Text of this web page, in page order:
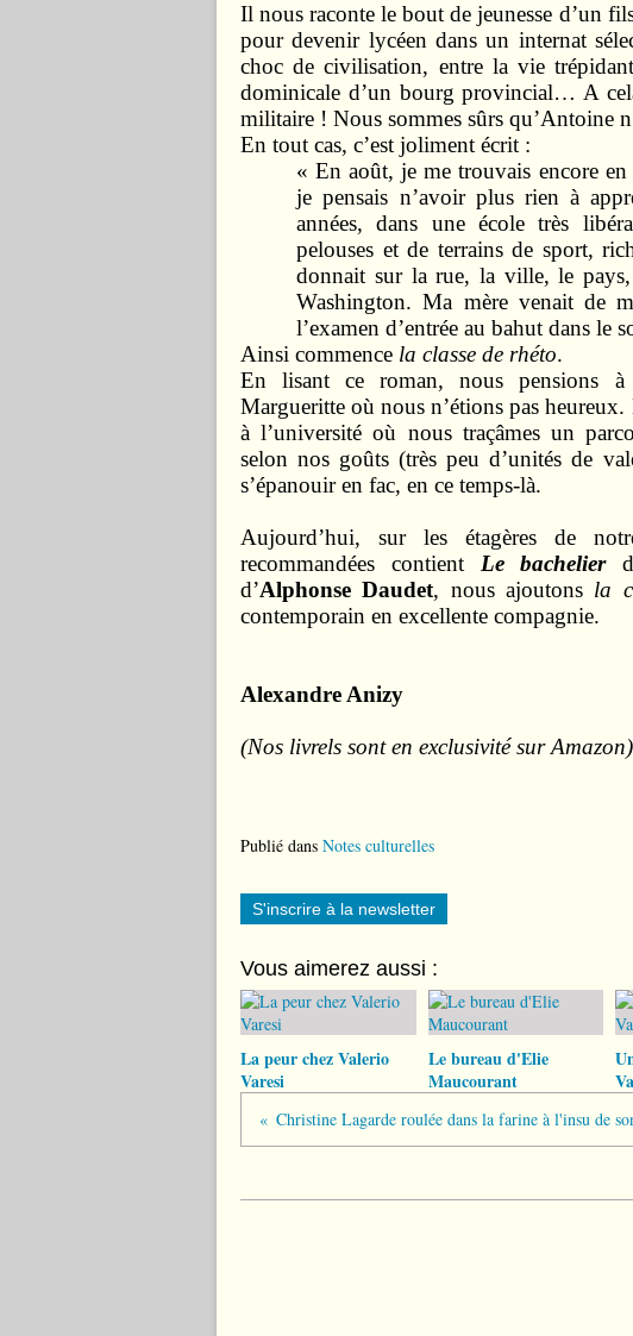
Il nous raconte le bout de jeunesse d’un
pour devenir lycéen dans un internat
choc de civilisation, entre la vie
dominicale d’un bourg provincial… A
militaire ! Nous sommes sûrs qu’Antoine
En tout cas, c’est joliment écrit :
« En août, je me trouvais encore
je pensais n’avoir plus rien à
années, dans une école très
pelouses et de terrains de sport,
donnait sur la rue, la ville, le
Washington. Ma mère venait de
l’examen d’entrée au bahut dans le
Ainsi commence la classe de rhéto.
En lisant ce roman, nous pensions
Margueritte où nous n’étions pas
à l’université où nous traçâmes un
selon nos goûts (très peu d’unités de
s’épanouir en fac, en ce temps-là.
Aujourd’hui, sur les étagères de
recommandées contient Le bachelier
d’Alphonse Daudet, nous ajoutons la
contemporain en excellente compagnie.
Alexandre Anizy
(Nos livrels sont en exclusivité sur Amazon)
Publié dans Notes culturelles
S'inscrire à la newsletter
Vous aimerez aussi :
La peur chez Valerio
Varesi
Le bureau d'Elie
Maucourant